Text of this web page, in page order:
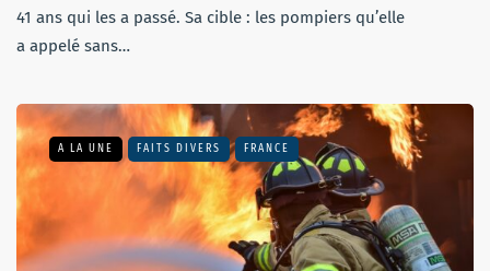
41 ans qui les a passé. Sa cible : les pompiers qu’elle
a appelé sans…
A LA UNE FAITS DIVERS FRANCE